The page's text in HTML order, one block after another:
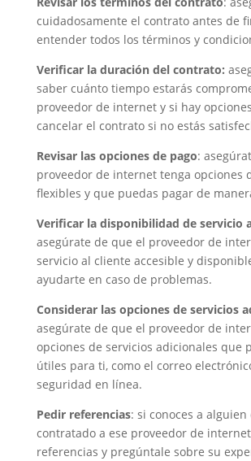
cuidadosamente el contrato antes de
entender todos los términos y
Verificar la duración del contrato:
saber cuánto tiempo estarás
proveedor de internet y si hay
cancelar el contrato si no estás
Revisar las opciones de pago:
proveedor de internet tenga opciones
flexibles y que puedas pagar de
Verificar la disponibilidad de servicio
asegúrate de que el proveedor de
servicio al cliente accesible y
ayudarte en caso de problemas.
Considerar las opciones de servicios
asegúrate de que el proveedor de
opciones de servicios adicionales que
útiles para ti, como el correo
seguridad en línea.
Pedir referencias: si conoces a alguien
contratado a ese proveedor de
referencias y pregúntale sobre su